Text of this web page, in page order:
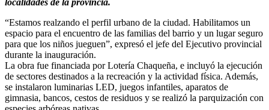
“Estamos realzando el perfil urbano de la ciudad. Habilitamos un
espacio para el encuentro de las familias del barrio y un lugar seguro
para que los niños jueguen”, expresó el jefe del Ejecutivo provincial
durante la inauguración.
La obra fue financiada por Lotería Chaqueña, e incluyó la ejecución
de sectores destinados a la recreación y la actividad física. Además,
se instalaron luminarias LED, juegos infantiles, aparatos de
gimnasia, bancos, cestos de residuos y se realizó la parquización con